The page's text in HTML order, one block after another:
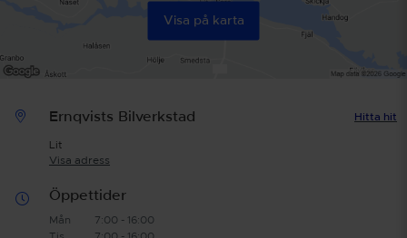
Visa på karta
Ernqvists Bilverkstad
Lit
Visa adress
Hitta hit
Öppettider
Mån
7:00 - 16:00